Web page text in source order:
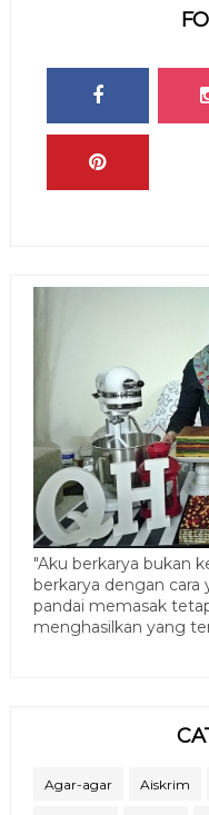
"Aku berkarya bukan
berkarya dengan cara
pandai memasak
menghasilkan yang
Agar-agar Aiskrim